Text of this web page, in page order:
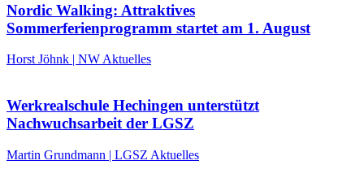
Nordic Walking: Attraktives
Sommerferienprogramm startet am 1. August
Horst Jöhnk | NW Aktuelles
Werkrealschule Hechingen unterstützt
Nachwuchsarbeit der LGSZ
Martin Grundmann | LGSZ Aktuelles